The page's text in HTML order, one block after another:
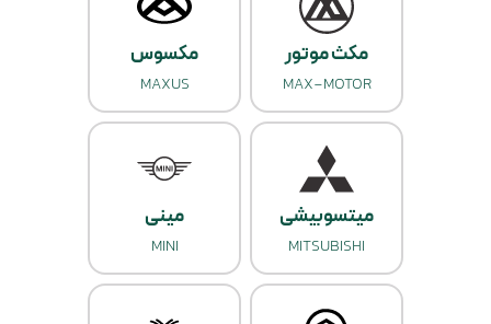
مکث موتور
MAX-MOTOR
مکسوس
MAXUS
میتسوبیشی
MITSUBISHI
مینی
MINI